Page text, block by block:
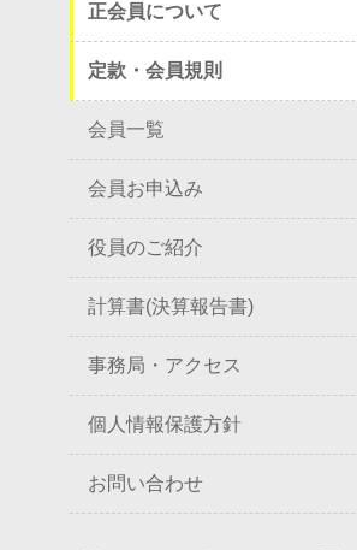
正会員について
定款・会員規則
会員一覧
会員お申込み
役員のご紹介
計算書(決算報告書)
事務局・アクセス
個人情報保護方針
お問い合わせ